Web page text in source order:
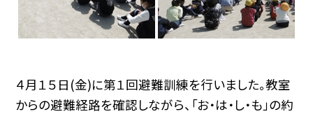
４月１５日(金)に第１回避難訓練を行いました。教室
からの避難経路を確認しながら、「お・は・し・も」の約